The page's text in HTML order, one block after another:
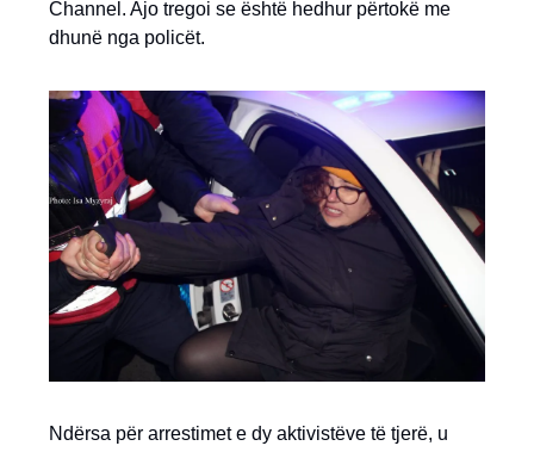
Channel. Ajo tregoi se është hedhur përtokë me
dhunë nga policët.
Ndërsa për arrestimet e dy aktivistëve të tjerë, u